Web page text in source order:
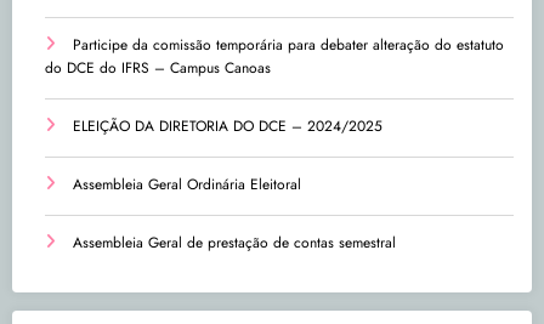
Participe da comissão temporária para debater alteração do estatuto
do DCE do IFRS – Campus Canoas
ELEIÇÃO DA DIRETORIA DO DCE – 2024/2025
Assembleia Geral Ordinária Eleitoral
Assembleia Geral de prestação de contas semestral